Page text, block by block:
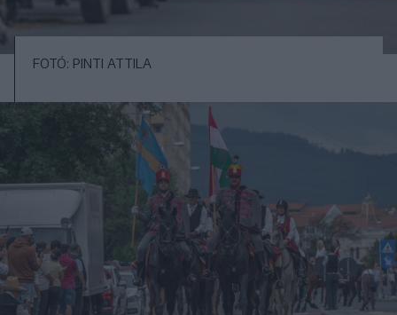
FOTÓ: PINTI ATTILA